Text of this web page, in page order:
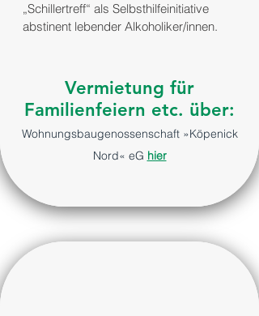
„Schillertreff“ als Selbsthilfeinitiative
abstinent lebender Alkoholiker/innen.
Vermietung für
Familienfeiern etc. über:
Wohnungsbaugenossenschaft »Köpenick
Nord« eG hier